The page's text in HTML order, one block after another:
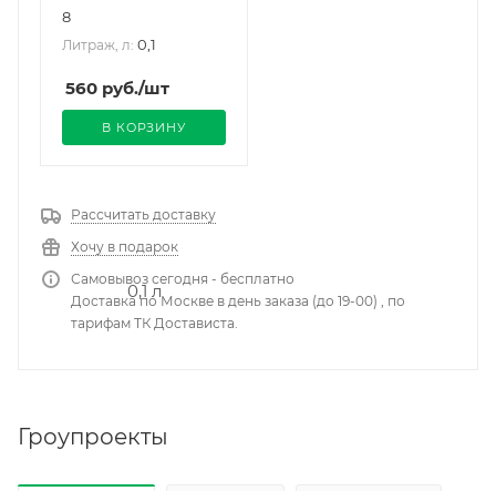
8
Литраж, л: 0,1
560 руб./шт
В КОРЗИНУ
Рассчитать доставку
Хочу в подарок
Самовывоз сегодня - бесплатно
Доставка по Москве в день заказа (до 19-00) , по
тарифам ТК Достависта.
Гроупроекты